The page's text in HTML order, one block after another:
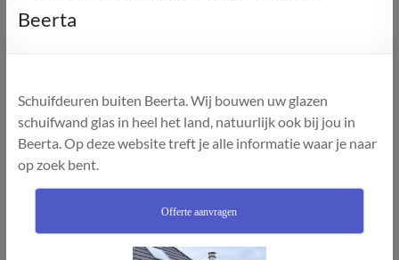
Beerta
Schuifdeuren buiten Beerta. Wij bouwen uw glazen
schuifwand glas in heel het land, natuurlijk ook bij jou in
Beerta. Op deze website treft je alle informatie waar je naar
op zoek bent.
Offerte aanvragen